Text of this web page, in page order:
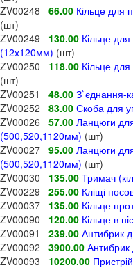
ZV00248 66.00 Кільце для
(шт)
ZV00249 130.00 Кільце
(12х120мм) (шт)
ZV00250 118.00 Кільце
(шт)
ZV00251 48.00 З`єднання-
ZV00252 83.00 Скоба для
ZV00026 57.00 Ланцюги
(500,520,1120мм) (шт)
ZV00027 95.00 Ланцюги
(500,520,1120мм) (шт)
ZV00030 135.00 Тримач
ZV00229 255.00 Кліщі
ZV00037 135.00 Кільце
ZV00090 120.00 Кільце в
ZV00091 239.00 Антибрик
ZV00092 3900.00 Антибрик
ZV00093 10200.00